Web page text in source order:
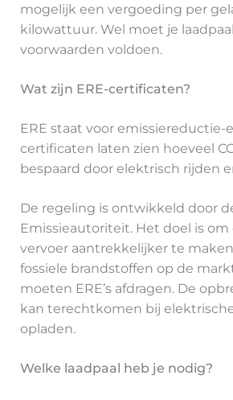
mogelijk een vergoeding per
kilowattuur. Wel moet je
voorwaarden voldoen.
Wat zijn ERE-certificaten?
ERE staat voor emissiereductie-
certificaten laten zien hoeveel
bespaard door elektrisch rijden
De regeling is ontwikkeld door
Emissieautoriteit. Het doel is om
vervoer aantrekkelijker te
fossiele brandstoffen op de
moeten ERE’s afdragen. De
kan terechtkomen bij
opladen.
Welke laadpaal heb je nodig?